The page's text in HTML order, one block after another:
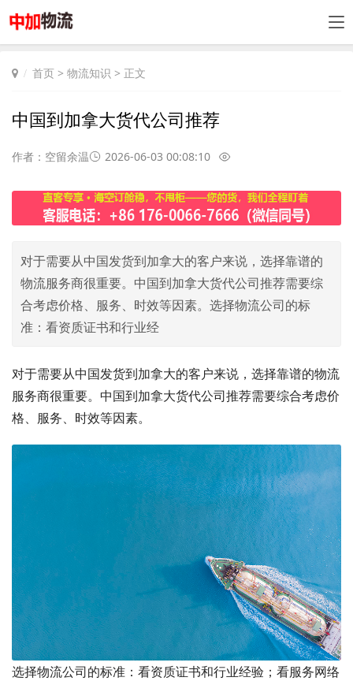
首页 > 物流知识 > 正文
中国到加拿大货代公司推荐
作者：空留余温 2026-06-03 00:08:10
对于需要从中国发货到加拿大的客户来说，选择靠谱的
物流服务商很重要。中国到加拿大货代公司推荐需要综
合考虑价格、服务、时效等因素。选择物流公司的标
准：看资质证书和行业经
对于需要从中国发货到加拿大的客户来说，选择靠谱的物流
服务商很重要。中国到加拿大货代公司推荐需要综合考虑价
格、服务、时效等因素。
选择物流公司的标准：看资质证书和行业经验；看服务网络